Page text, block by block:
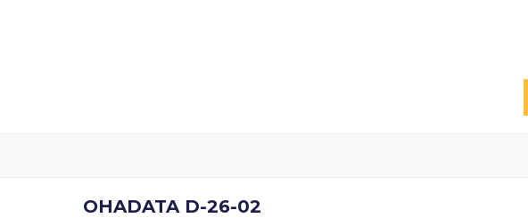
OHADATA D-26-02